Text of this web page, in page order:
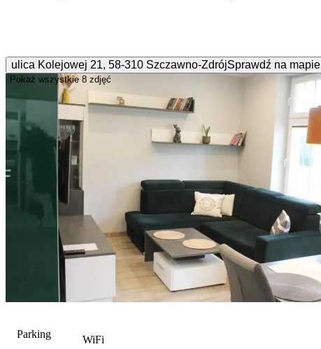
ulica Kolejowej 21, 58-310 Szczawno-ZdrójSprawdź na mapie
Pokaż wszystkie 8 zdjęć
Parking
WiFi